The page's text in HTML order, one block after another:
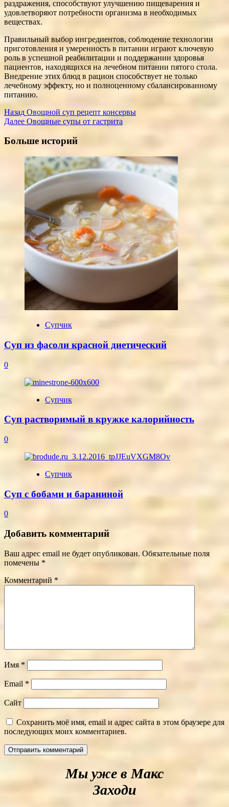
раздражения, способствуют улучшению пищеварения и
удовлетворяют потребности организма в необходимых
веществах.
Правильный выбор ингредиентов, соблюдение технологии
приготовления и умеренность в питании играют ключевую
роль в успешной реабилитации и поддержании здоровья
пациентов, находящихся на лечебном питании пятого стола.
Внедрение этих блюд в рацион способствует не только
лечебному эффекту, но и полноценному сбалансированному
питанию.
Post
Navigation
Назад Овощной суп рецепт консервы
Далее Овощные супы от гастрита
Больше историй
Супчик
Суп из фасоли красной диетический
0
Супчик
Суп растворимый в кружке калорийность
0
Супчик
Суп с бобами и бараниной
0
Добавить комментарий
Ваш адрес email не будет опубликован. Обязательные поля
помечены *
Комментарий *
Имя *
Email *
Сайт
Сохранить моё имя, email и адрес сайта в этом браузере для
последующих моих комментариев.
Мы уже в Макс
Заходи